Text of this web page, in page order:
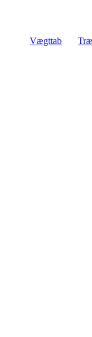
Vægttab